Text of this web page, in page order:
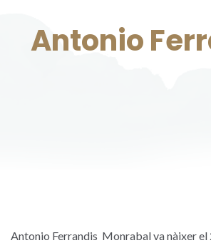
Antonio
Antonio Ferrandis Monrabal va nàixer el